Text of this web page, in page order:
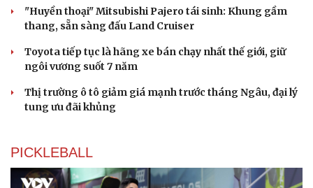
"Huyền thoại" Mitsubishi Pajero tái sinh: Khung gầm
thang, sẵn sàng đấu Land Cruiser
Toyota tiếp tục là hãng xe bán chạy nhất thế giới, giữ
ngôi vương suốt 7 năm
Thị trường ô tô giảm giá mạnh trước tháng Ngâu, đại lý
tung ưu đãi khủng
PICKLEBALL